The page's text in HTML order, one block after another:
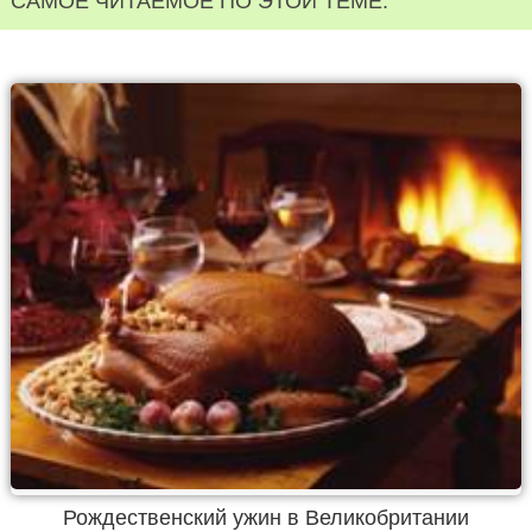
Рождественский ужин в Великобритании